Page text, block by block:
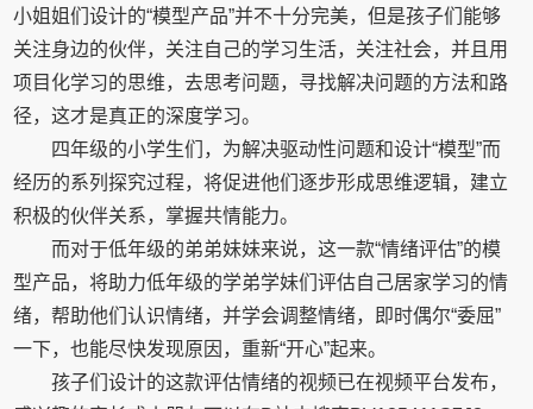
小姐姐们设计的“模型产品”并不十分完美，但是孩子们能够
关注身边的伙伴，关注自己的学习生活，关注社会，并且用
项目化学习的思维，去思考问题，寻找解决问题的方法和路
径，这才是真正的深度学习。
四年级的小学生们，为解决驱动性问题和设计“模型”而
经历的系列探究过程，将促进他们逐步形成思维逻辑，建立
积极的伙伴关系，掌握共情能力。
而对于低年级的弟弟妹妹来说，这一款“情绪评估”的模
型产品，将助力低年级的学弟学妹们评估自己居家学习的情
绪，帮助他们认识情绪，并学会调整情绪，即时偶尔“委屈”
一下，也能尽快发现原因，重新“开心”起来。
孩子们设计的这款评估情绪的视频已在视频平台发布，